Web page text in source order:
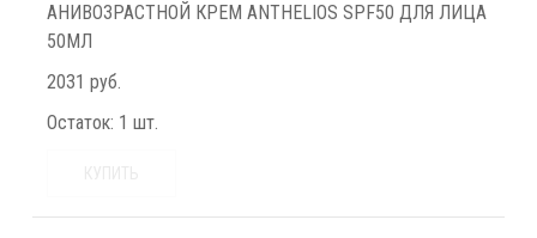
АНИВОЗРАСТНОЙ КРЕМ ANTHELIOS SPF50 ДЛЯ ЛИЦА
50МЛ
2031 руб.
Остаток: 1 шт.